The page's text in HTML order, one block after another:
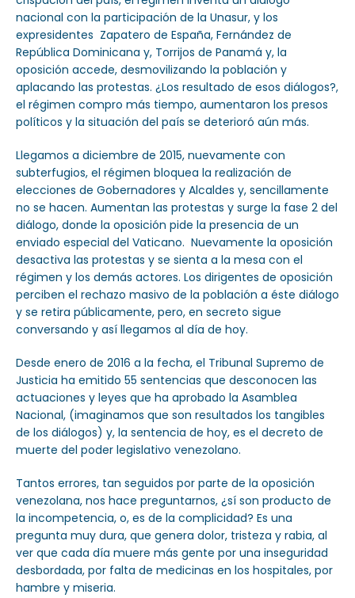
nacional con la participación de la Unasur, y los
expresidentes Zapatero de España, Fernández de
República Dominicana y, Torrijos de Panamá y, la
oposición accede, desmovilizando la población y
aplacando las protestas. ¿Los resultado de esos diálogos?,
el régimen compro más tiempo, aumentaron los presos
políticos y la situación del país se deterioró aún más.
Llegamos a diciembre de 2015, nuevamente con
subterfugios, el régimen bloquea la realización de
elecciones de Gobernadores y Alcaldes y, sencillamente
no se hacen. Aumentan las protestas y surge la fase 2 del
diálogo, donde la oposición pide la presencia de un
enviado especial del Vaticano. Nuevamente la oposición
desactiva las protestas y se sienta a la mesa con el
régimen y los demás actores. Los dirigentes de oposición
perciben el rechazo masivo de la población a éste diálogo
y se retira públicamente, pero, en secreto sigue
conversando y así llegamos al día de hoy.
Desde enero de 2016 a la fecha, el Tribunal Supremo de
Justicia ha emitido 55 sentencias que desconocen las
actuaciones y leyes que ha aprobado la Asamblea
Nacional, (imaginamos que son resultados los tangibles
de los diálogos) y, la sentencia de hoy, es el decreto de
muerte del poder legislativo venezolano.
Tantos errores, tan seguidos por parte de la oposición
venezolana, nos hace preguntarnos, ¿sí son producto de
la incompetencia, o, es de la complicidad? Es una
pregunta muy dura, que genera dolor, tristeza y rabia, al
ver que cada día muere más gente por una inseguridad
desbordada, por falta de medicinas en los hospitales, por
hambre y miseria.